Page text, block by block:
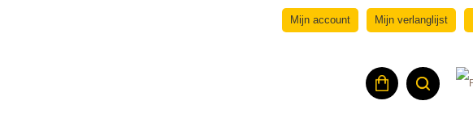
Mijn account Mijn verlanglijst